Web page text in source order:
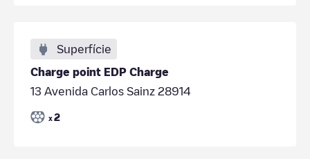
Superfície
Charge point EDP Charge
13 Avenida Carlos Sainz 28914
x 2